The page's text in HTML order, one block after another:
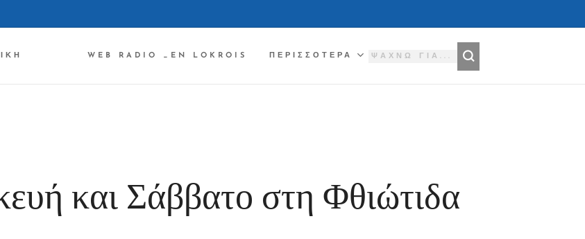
✔✔✔ WEB RADIO _EN LOKROIS ΠΕΡΙΣΣΌΤΕΡΑ
και Σάββατο στη Φθιώτιδα